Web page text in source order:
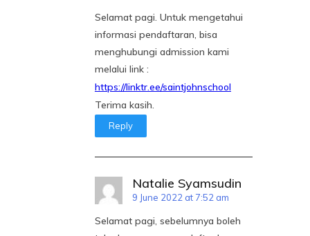
Selamat pagi. Untuk mengetahui
informasi pendaftaran, bisa
menghubungi admission kami
melalui link :
https://linktr.ee/saintjohnschool
Terima kasih.
Reply
Natalie Syamsudin
9 June 2022 at 7:52 am
Selamat pagi, sebelumnya boleh